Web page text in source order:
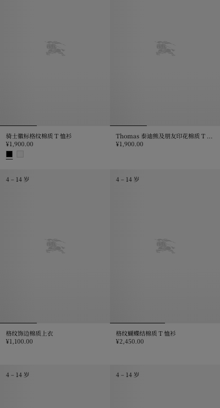
骑士徽标格纹棉质 T 恤衫
¥1,900.00
¥1,900.00
4 – 14 岁
格纹饰边棉质上衣
¥1,100.00
4 – 14 岁
格纹蝴蝶结棉质 T 恤衫
¥2,450.00
4 – 14 岁 4 – 14 岁